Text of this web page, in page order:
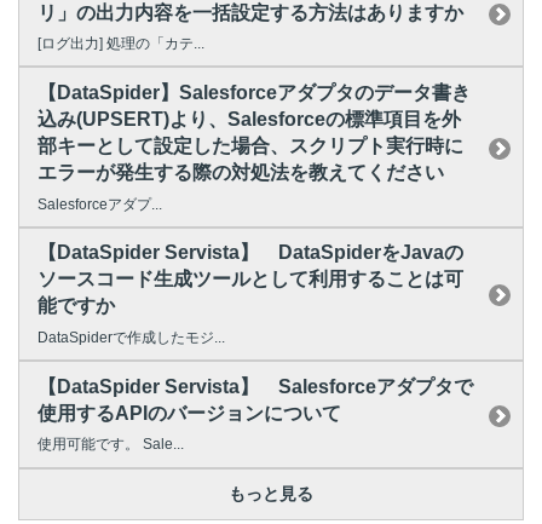
リ」の出力内容を一括設定する方法はありますか
[ログ出力] 処理の「カテ...
【DataSpider】Salesforceアダプタのデータ書き
込み(UPSERT)より、Salesforceの標準項目を外
部キーとして設定した場合、スクリプト実行時に
エラーが発生する際の対処法を教えてください
Salesforceアダプ...
【DataSpider Servista】 DataSpiderをJavaの
ソースコード生成ツールとして利用することは可
能ですか
DataSpiderで作成したモジ...
【DataSpider Servista】 Salesforceアダプタで
使用するAPIのバージョンについて
使用可能です。 Sale...
もっと見る